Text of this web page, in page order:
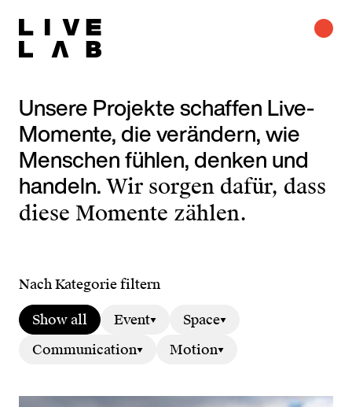
Unsere Projekte schaffen Live-
Momente, die verändern, wie
Menschen fühlen, denken und
handeln. Wir sorgen dafür, dass
diese Momente zählen.
Nach Kategorie filtern
Show all Event
Space
Communication
Motion